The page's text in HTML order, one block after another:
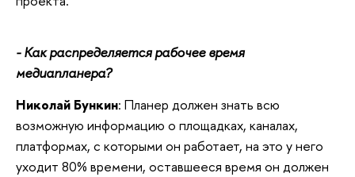
- Как распределяется рабочее время
медиапланера?
Николай Бункин: Планер должен знать всю
возможную информацию о площадках, каналах,
платформах, с которыми он работает, на это у него
уходит 80% времени, оставшееся время он должен